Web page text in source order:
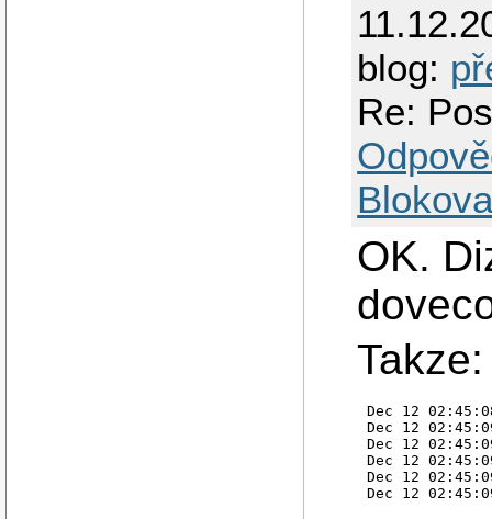
blog:
Re:
OK.
Dec 12
Dec 12
Dec 12
Dec 12
Dec 12